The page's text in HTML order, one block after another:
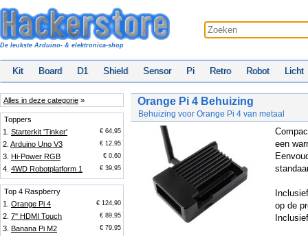
De leukste Arduino- & elektronica-shop
Kit Board D1 Shield Sensor Pi Retro Robot Licht
Alles in deze categorie »
Toppers
1. Starterkit 'Tinker' € 64,95
2. Arduino Uno V3 € 12,95
3. Hi-Power RGB € 0,60
4. 4WD Robotplatform 1 € 39,95
Top 4 Raspberry
1. Orange Pi 4 € 124,90
2. 7'' HDMI Touch € 89,95
3. Banana Pi M2 € 79,95
Orange Pi 4 Behuizing
Behuizing voor Orange Pi 4 van metaal
een
op de